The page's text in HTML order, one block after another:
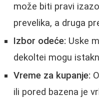
može biti pravi
prevelika, a druga
Izbor odeće: Uske
dekoltei mogu
Vreme za kupanje:
ili pored bazena je